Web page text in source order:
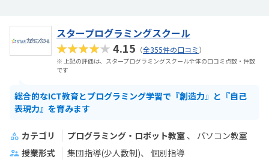
スタープログラミングスクール
★★★★★4.15 （全355件の口コミ）
※ 上記の評価は、スタープログラミングスクール全体の口コミ点数・件数
です
総合的なICT教育とプログラミング学習で『創造力』と『自己
表現力』を育みます
カテゴリ プログラミング・ロボット教室
パソコン教室
授業形式
集団指導(少人数制)
個別指導